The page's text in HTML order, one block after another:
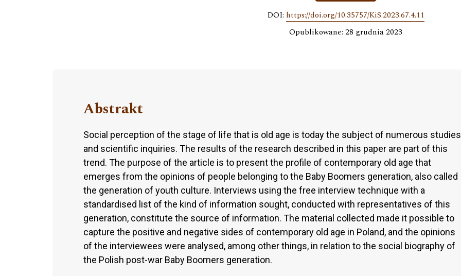
DOI: https://doi.org/10.35757/KiS.2023.67.4.11
Opublikowane: 28 grudnia 2023
Abstrakt
Social perception of the stage of life that is old age is today the subject of numerous studies
and scientific inquiries. The results of the research described in this paper are part of this
trend. The purpose of the article is to present the profile of contemporary old age that
emerges from the opinions of people belonging to the Baby Boomers generation, also called
the generation of youth culture. Interviews using the free interview technique with a
standardised list of the kind of information sought, conducted with representatives of this
generation, constitute the source of information. The material collected made it possible to
capture the positive and negative sides of contemporary old age in Poland, and the opinions
of the interviewees were analysed, among other things, in relation to the social biography of
the Polish post-war Baby Boomers generation.